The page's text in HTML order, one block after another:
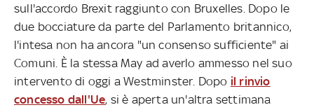
sull'accordo Brexit raggiunto con Bruxelles. Dopo le
due bocciature da parte del Parlamento britannico,
l'intesa non ha ancora "un consenso sufficiente" ai
Comuni. È la stessa May ad averlo ammesso nel suo
intervento di oggi a Westminster. Dopo il rinvio
concesso dall'Ue, si è aperta un'altra settimana